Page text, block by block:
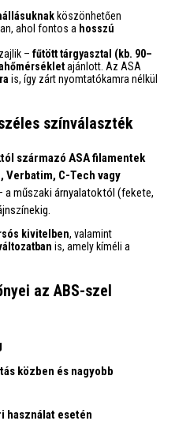
köszönhetően
ahol fontos a hosszú
– fűtött tárgyasztal (kb. 90–
ajánlott. Az ASA
is, így zárt nyomtatókamra nélkül
színválaszték
származó ASA filamentek
Verbatim, C-Tech vagy
a műszaki árnyalatoktól (fekete,
kivitelben, valamint
is, amely kíméli a
az ABS-szel
közben és nagyobb
használat esetén